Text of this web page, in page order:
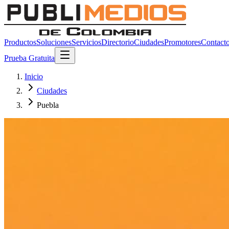
ProductosSolucionesServiciosDirectorioCiudadesPromotores
Prueba Gratuita
Inicio
Ciudades
Puebla